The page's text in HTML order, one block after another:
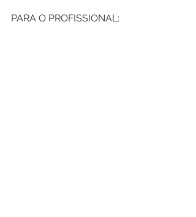
PARA O PROFISSIONAL: